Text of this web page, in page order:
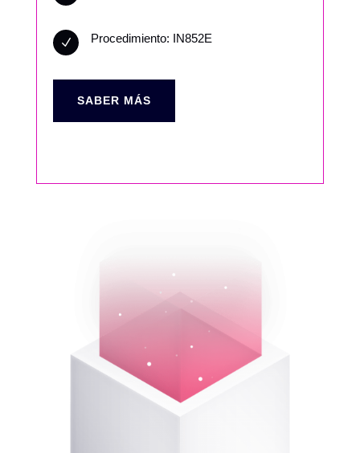
N Procedimiento: IN852E
SABER MÁS